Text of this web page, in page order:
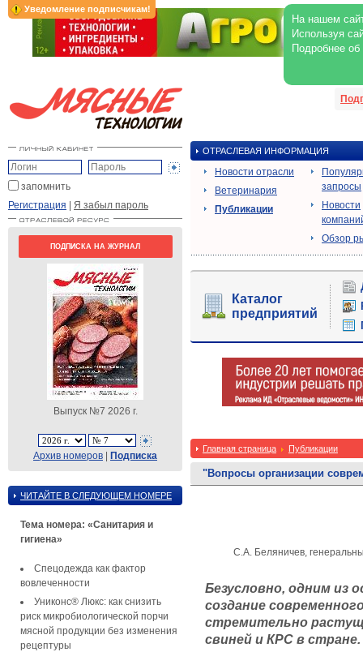
Уведомление подписчикам!
На нашем
Используя
Подробнее
запомнить
Регистрация | Я забыл пароль
ПОДПИСКА НА ЖУРНАЛ
Выпуск №7 2026 г.
Архив номеров | Подписка
ЧИТАЙТЕ В СЛЕДУЮЩЕМ НОМЕРЕ
Тема номера: «Санитария и
гигиена»
Спецодежда как фактор
вовлеченности
Униконс® Люкс: как снизить
риск микробиологической порчи
мясной продукции без изменения
рецептуры
ОТРАСЛЕВАЯ ИНФОРМАЦИЯ
Новости отрасли
Ветеринария
Публикации
запросы
Новости
Обзор
Каталог
предприятий
Главная страница Публикации
"Вопросы организации
С.А. Беляничев,
Безусловно, одним из
создание
стремительно
свиней и КРС в стране.